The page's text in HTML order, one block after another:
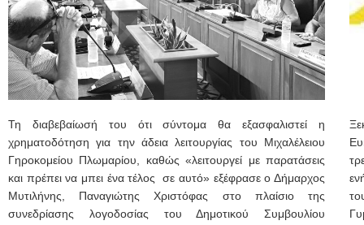
Τη διαβεβαίωσή του ότι σύντομα θα εξασφαλιστεί η
χρηματοδότηση για την άδεια λειτουργίας του Μιχαλέλειου
Γηροκομείου Πλωμαρίου, καθώς «λειτουργεί με παρατάσεις
και πρέπει να μπει ένα τέλος σε αυτό» εξέφρασε ο Δήμαρχος
Μυτιλήνης, Παναγιώτης Χριστόφας στο πλαίσιο της
συνεδρίασης λογοδοσίας του Δημοτικού Συμβουλίου